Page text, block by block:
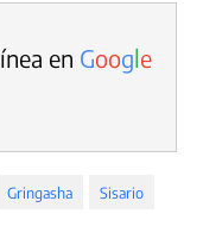
en Google
Gringasha Sisario